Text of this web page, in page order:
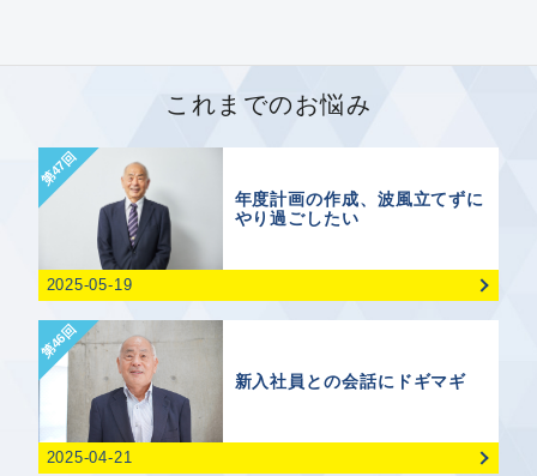
これまでのお悩み
第47回
年度計画の作成、波風立てずに
やり過ごしたい
2025-05-19
第46回
新入社員との会話にドギマギ
2025-04-21